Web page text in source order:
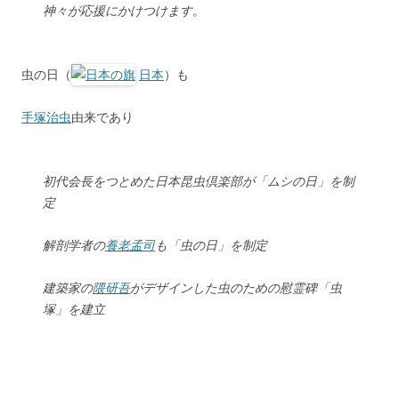
神々が応援にかけつけます。
虫の日 （ 日本）も
手塚治虫由来であり
初代会長をつとめた日本昆虫倶楽部が「ムシの日」を制
定
解剖学者の養老孟司も「虫の日」を制定
建築家の隈研吾がデザインした虫のための慰霊碑「虫
塚」を建立